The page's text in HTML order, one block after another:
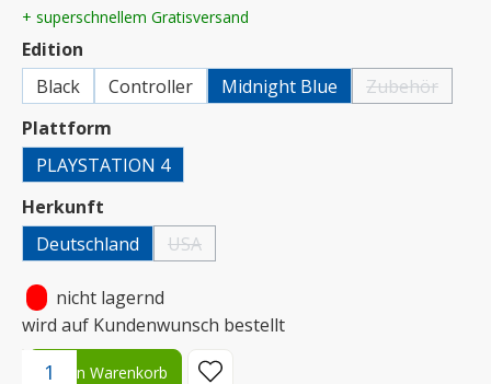
+ superschnellem Gratisversand
Edition
Black
Controller Midnight Blue Zubehör(Diese Option
Plattform
PLAYSTATION 4
Herkunft
Deutschland
USA(Diese Option ist zurzeit nicht verfügbar.)
nicht lagernd
wird auf Kundenwunsch bestellt
Produkt Anzahl: Gib den gewünschten Wert ein oder benutze
In den Warenkorb